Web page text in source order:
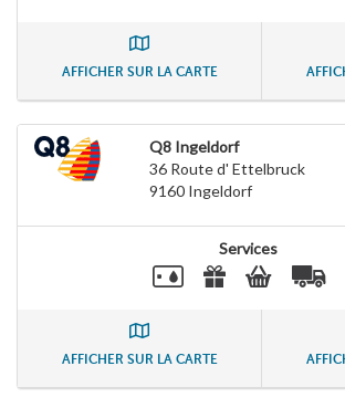
AFFICHER SUR LA CARTE
Q8 Ingeldorf
36 Route d' Ettelbruck
9160 Ingeldorf
Services
AFFICHER SUR LA CARTE